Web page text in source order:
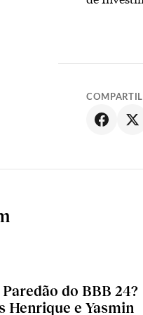
do BBB 24?
Henrique e Yasmin